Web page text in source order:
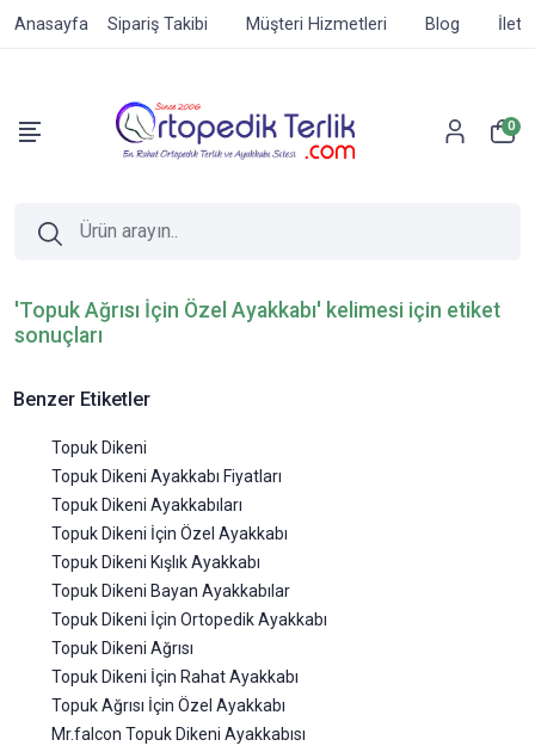
Anasayfa Sipariş Takibi Müşteri Hizmetleri Blog
0
'Topuk Ağrısı İçin Özel Ayakkabı' kelimesi için etiket
sonuçları
Benzer Etiketler
Topuk Dikeni
Topuk Dikeni Ayakkabı Fiyatları
Topuk Dikeni Ayakkabıları
Topuk Dikeni İçin Özel Ayakkabı
Topuk Dikeni Kışlık Ayakkabı
Topuk Dikeni Bayan Ayakkabılar
Topuk Dikeni İçin Ortopedik Ayakkabı
Topuk Dikeni Ağrısı
Topuk Dikeni İçin Rahat Ayakkabı
Topuk Ağrısı İçin Özel Ayakkabı
Mr.falcon Topuk Dikeni Ayakkabısı